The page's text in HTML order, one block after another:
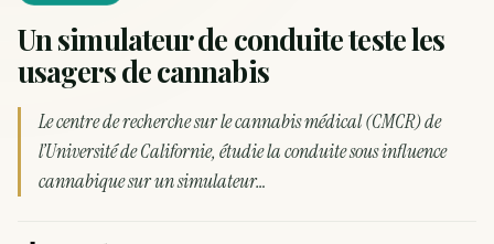
SUGGESTIONS POPULAIRES
Une nouvelle étude montre que la vaporisation du
ACTU
La recette du Space Cake
Un simulateur de conduite teste les
usagers de cannabis
Le centre de recherche sur le cannabis médical (CMCR) de
l’Université de Californie, étudie la conduite sous influence
cannabique sur un simulateur…